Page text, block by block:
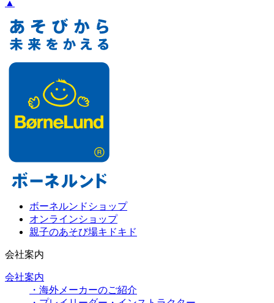
▲
ボーネルンドショップ
オンラインショップ
親子のあそび場キドキド
会社案内
会社案内
・海外メーカーのご紹介